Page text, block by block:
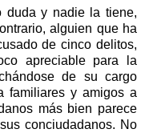
duda y nadie la tiene,
alguien que ha
de cinco delitos,
apreciable para la
de su cargo
familiares y amigos a
más bien parece
conciudadanos. No